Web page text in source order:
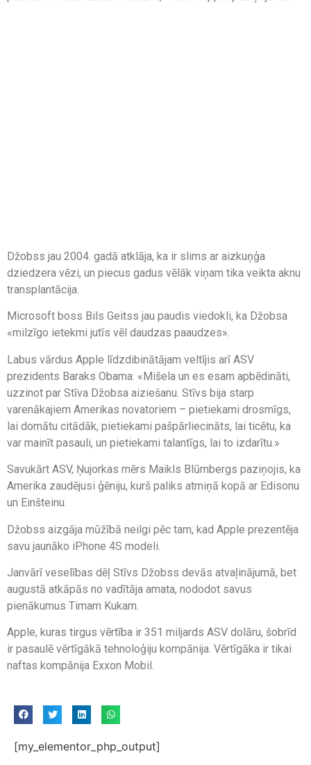
Džobss jau 2004. gadā atklāja, ka ir slims ar aizkuņģa
dziedzera vēzi, un piecus gadus vēlāk viņam tika veikta aknu
transplantācija.
Microsoft boss Bils Geitss jau paudis viedokli, ka Džobsa
«milzīgo ietekmi jutīs vēl daudzas paaudzes».
Labus vārdus Apple līdzdibinātājam veltījis arī ASV
prezidents Baraks Obama: «Mišela un es esam apbēdināti,
uzzinot par Stīva Džobsa aiziešanu. Stīvs bija starp
varenākajiem Amerikas novatoriem – pietiekami drosmīgs,
lai domātu citādāk, pietiekami pašpārliecināts, lai ticētu, ka
var mainīt pasauli, un pietiekami talantīgs, lai to izdarītu.»
Savukārt ASV, Ņujorkas mērs Maikls Blūmbergs paziņojis, ka
Amerika zaudējusi ģēniju, kurš paliks atmiņā kopā ar Edisonu
un Einšteinu.
Džobss aizgāja mūžībā neilgi pēc tam, kad Apple prezentēja
savu jaunāko iPhone 4S modeli.
Janvārī veselības dēļ Stīvs Džobss devās atvaļinājumā, bet
augustā atkāpās no vadītāja amata, nododot savus
pienākumus Timam Kukam.
Apple, kuras tirgus vērtība ir 351 miljards ASV dolāru, šobrīd
ir pasaulē vērtīgākā tehnoloģiju kompānija. Vērtīgāka ir tikai
naftas kompānija Exxon Mobil.
[my_elementor_php_output]